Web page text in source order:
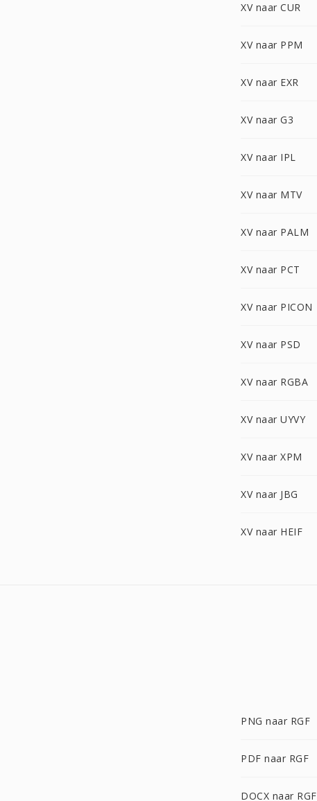
XV naar CUR
XV naar PPM
XV naar EXR
XV naar G3
XV naar IPL
XV naar MTV
XV naar PALM
XV naar PCT
XV naar PICON
XV naar PSD
XV naar RGBA
XV naar UYVY
XV naar XPM
XV naar JBG
XV naar HEIF
PNG naar RGF
PDF naar RGF
DOCX naar RGF